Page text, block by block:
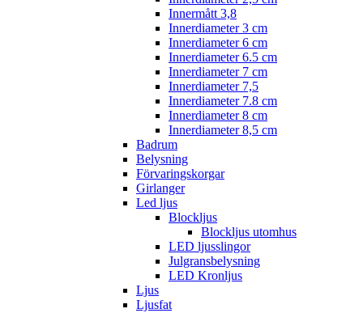
Innermått 3,8
Innerdiameter 3 cm
Innerdiameter 6 cm
Innerdiameter 6.5 cm
Innerdiameter 7 cm
Innerdiameter 7,5
Innerdiameter 7.8 cm
Innerdiameter 8 cm
Innerdiameter 8,5 cm
Badrum
Belysning
Förvaringskorgar
Girlanger
Led ljus
Blockljus
Blockljus utomhus
LED ljusslingor
Julgransbelysning
LED Kronljus
Ljus
Ljusfat